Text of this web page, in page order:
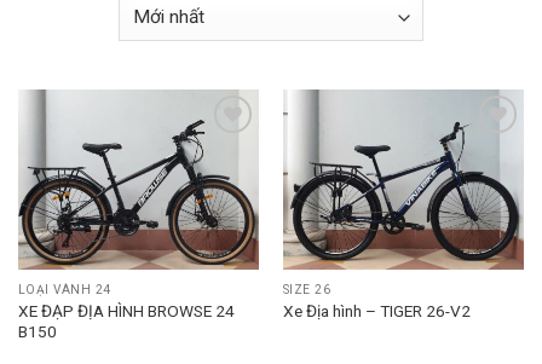
Add to
wishlist
LOẠI VÀNH 24
XE ĐẠP ĐỊA HÌNH BROWSE 24
B150
wishlist
SIZE 26
Xe Địa hình – TIGER 26-V2